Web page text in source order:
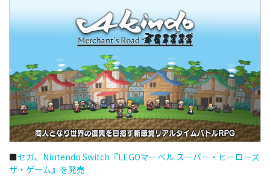
■セガ、Nintendo Switch『LEGOマーベル スーパー・ヒーローズ
ザ・ゲーム』を発売